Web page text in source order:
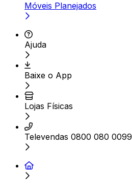
Móveis Planejados
Ajuda
Baixe o App
Lojas Físicas
Televendas 0800 080 0099